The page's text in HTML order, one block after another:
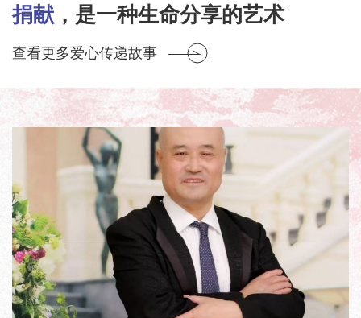
捐献 ，是一种生命分享的艺术
查看更多爱心传递故事